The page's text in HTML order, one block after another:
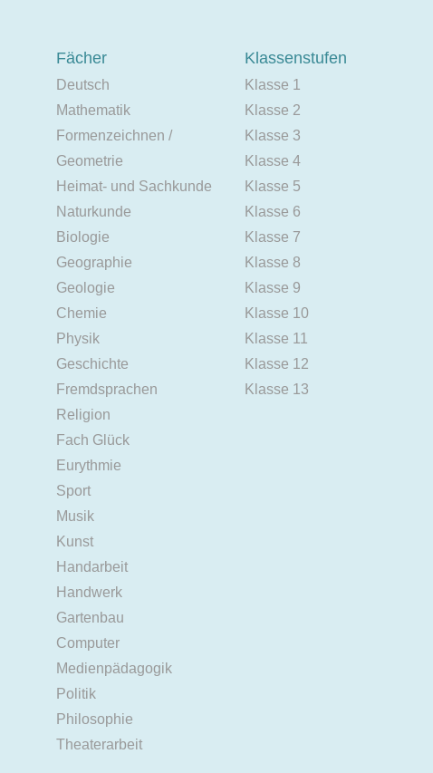
Fächer
Deutsch
Mathematik
Formenzeichnen /
Geometrie
Heimat- und Sachkunde
Naturkunde
Biologie
Geographie
Geologie
Chemie
Physik
Geschichte
Fremdsprachen
Religion
Fach Glück
Eurythmie
Sport
Musik
Kunst
Handarbeit
Handwerk
Gartenbau
Computer
Medienpädagogik
Politik
Philosophie
Theaterarbeit
Klassenstufen
Klasse 1
Klasse 2
Klasse 3
Klasse 4
Klasse 5
Klasse 6
Klasse 7
Klasse 8
Klasse 9
Klasse 10
Klasse 11
Klasse 12
Klasse 13